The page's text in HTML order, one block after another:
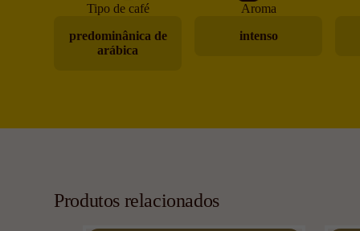
Tipo de café
predominânica de
arábica
Aroma
intenso
Produtos relacionados